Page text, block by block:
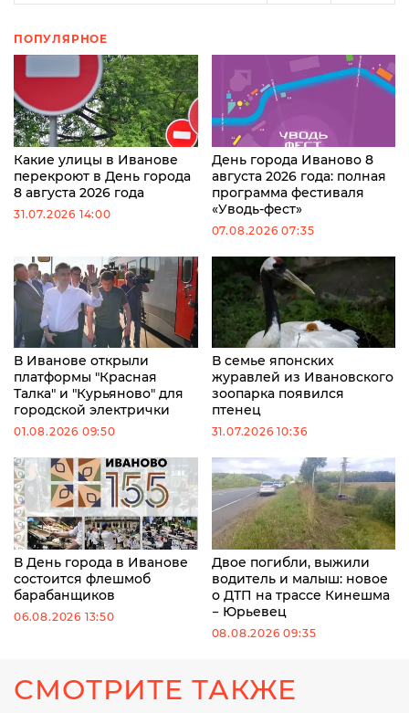
ПОПУЛЯРНОЕ
Какие улицы в Иванове
перекроют в День города
8 августа 2026 года
31.07.2026 14:00
День города Иваново 8
августа 2026 года: полная
программа фестиваля
«Уводь-фест»
07.08.2026 07:35
В Иванове открыли
платформы "Красная
Талка" и "Курьяново" для
городской электрички
01.08.2026 09:50
В семье японских
журавлей из Ивановского
зоопарка появился
птенец
31.07.2026 10:36
В День города в Иванове
состоится флешмоб
барабанщиков
06.08.2026 13:50
Двое погибли, выжили
водитель и малыш: новое
о ДТП на трассе Кинешма
− Юрьевец
08.08.2026 09:35
СМОТРИТЕ ТАКЖЕ